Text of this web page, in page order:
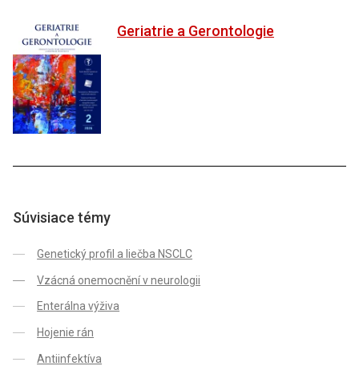
Geriatrie a Gerontologie
Súvisiace témy
Genetický profil a liečba NSCLC
Vzácná onemocnění v neurologii
Enterálna výživa
Hojenie rán
Antiinfektíva